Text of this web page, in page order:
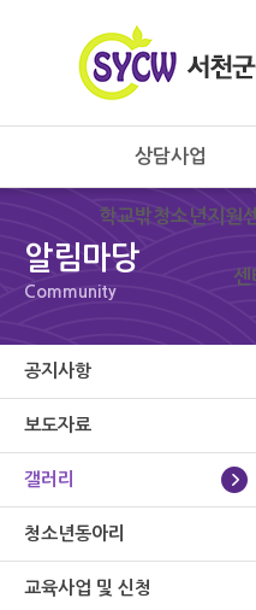
상담사업
학교밖청소년지원
센
알림마당
Community
공지사항
보도자료
갤러리
청소년동아리
교육사업 및 신청